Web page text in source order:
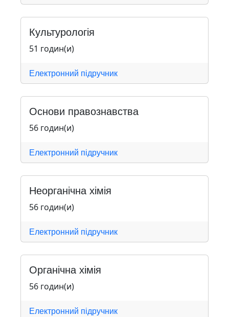
Культурологія
51 годин(и)
Електронний підручник
Основи правознавства
56 годин(и)
Електронний підручник
Неорганічна хімія
56 годин(и)
Електронний підручник
Органічна хімія
56 годин(и)
Електронний підручник